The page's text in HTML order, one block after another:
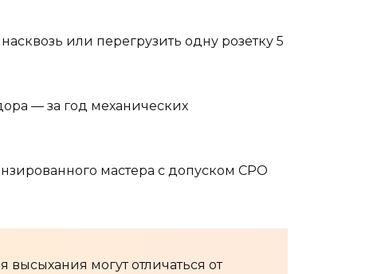
или перегрузить одну розетку 5
— за год механических
мастера с допуском СРО
могут отличаться от